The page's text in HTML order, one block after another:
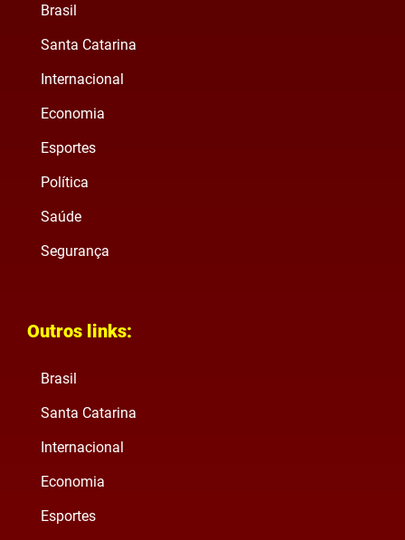
Brasil
Santa Catarina
Internacional
Economia
Esportes
Política
Saúde
Segurança
Outros links:
Brasil
Santa Catarina
Internacional
Economia
Esportes